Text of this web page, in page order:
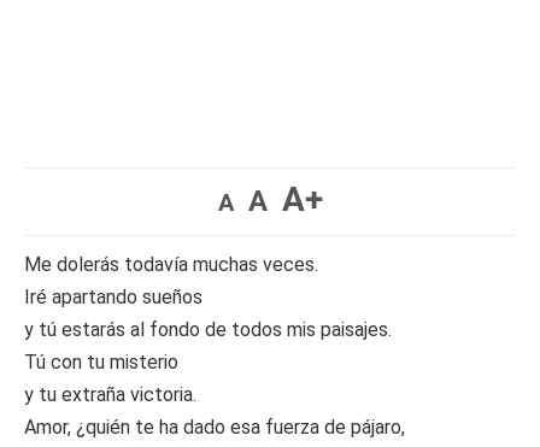
A A A+
Me dolerás todavía muchas veces.
Iré apartando sueños
y tú estarás al fondo de todos mis paisajes.
Tú con tu misterio
y tu extraña victoria.
Amor, ¿quién te ha dado esa fuerza de pájaro,